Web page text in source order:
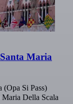
Maria
(Opa Si Pass)
Della Scala